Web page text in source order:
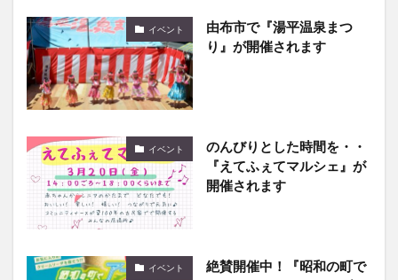
イベント
由布市で『湯平温泉まつ
り』が開催されます
イベント
のんびりとした時間を・・
『えてふぇてマルシェ』が
開催されます
イベント
絶賛開催中！『昭和の町で